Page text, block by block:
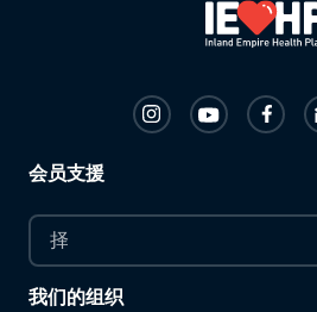
会员支援
择
我们的组织